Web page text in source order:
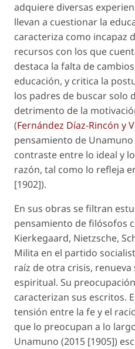
adquiere diversas
llevan a cuestionar la
caracteriza como incapaz
recursos con los que
destaca la falta de
educación, y critica la
los padres de buscar solo
detrimento de la
(Fernández Díaz-Rincón y
pensamiento de
contraste entre lo ideal y
razón, tal como lo refleja
[1902]).
En sus obras se filtran
pensamiento de filósofos
Kierkegaard, Nietzsche,
Milita en el partido
raíz de otra crisis,
espiritual. Su
caracterizan sus escritos.
tensión entre la fe y el
que lo preocupan a lo
Unamuno (2015 [1905])